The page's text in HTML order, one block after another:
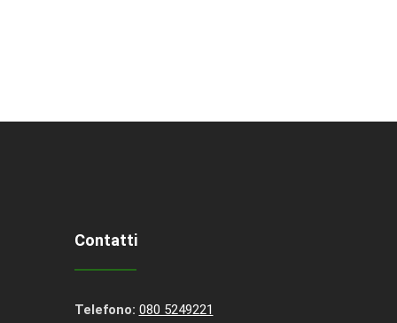
Contatti
Telefono: 080 5249221